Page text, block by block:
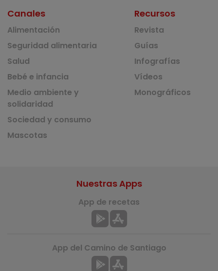
Canales
Alimentación
Seguridad alimentaria
Salud
Bebé e infancia
Medio ambiente y
solidaridad
Sociedad y consumo
Mascotas
Recursos
Revista
Guías
Infografías
Vídeos
Monográficos
Nuestras Apps
App de recetas
App del Camino de Santiago